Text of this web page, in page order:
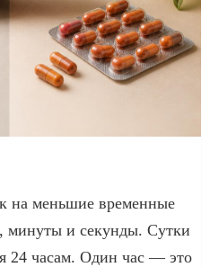
на меньшие временные
минуты и секунды. Сутки
24 часам. Один час — это